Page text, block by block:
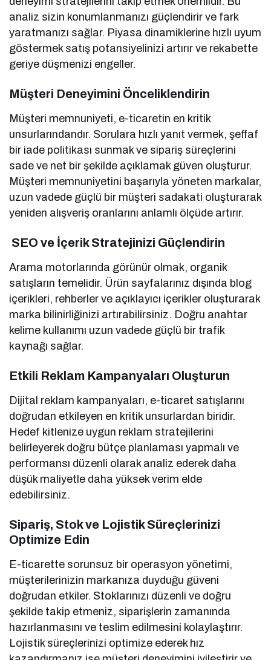
analiz sizin konumlanmanızı güçlendirir ve fark
yaratmanızı sağlar. Piyasa dinamiklerine hızlı uyum
göstermek satış potansiyelinizi artırır ve rekabette
geriye düşmenizi engeller.
Müşteri Deneyimini Önceliklendirin
Müşteri memnuniyeti, e-ticaretin en kritik
unsurlarındandır. Sorulara hızlı yanıt vermek, şeffaf
bir iade politikası sunmak ve sipariş süreçlerini
sade ve net bir şekilde açıklamak güven oluşturur.
Müşteri memnuniyetini başarıyla yöneten markalar,
uzun vadede güçlü bir müşteri sadakati oluşturarak
yeniden alışveriş oranlarını anlamlı ölçüde artırır.
SEO ve İçerik Stratejinizi Güçlendirin
Arama motorlarında görünür olmak, organik
satışların temelidir. Ürün sayfalarınız dışında blog
içerikleri, rehberler ve açıklayıcı içerikler oluşturarak
marka bilinirliğinizi artırabilirsiniz. Doğru anahtar
kelime kullanımı uzun vadede güçlü bir trafik
kaynağı sağlar.
Etkili Reklam Kampanyaları Oluşturun
Dijital reklam kampanyaları, e-ticaret satışlarını
doğrudan etkileyen en kritik unsurlardan biridir.
Hedef kitlenize uygun reklam stratejilerini
belirleyerek doğru bütçe planlaması yapmalı ve
performansı düzenli olarak analiz ederek daha
düşük maliyetle daha yüksek verim elde
edebilirsiniz.
Sipariş, Stok ve Lojistik Süreçlerinizi
Optimize Edin
E-ticarette sorunsuz bir operasyon yönetimi,
müşterilerinizin markanıza duyduğu güveni
doğrudan etkiler. Stoklarınızı düzenli ve doğru
şekilde takip etmeniz, siparişlerin zamanında
hazırlanmasını ve teslim edilmesini kolaylaştırır.
Lojistik süreçlerinizi optimize ederek hız